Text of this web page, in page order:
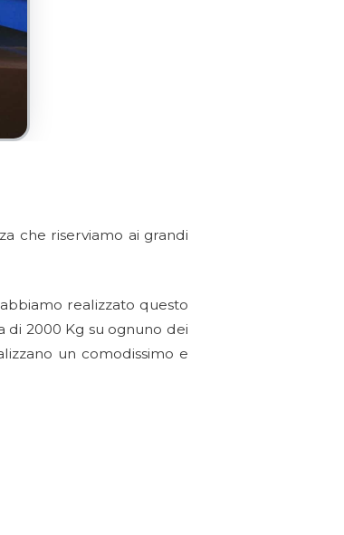
che riserviamo ai grandi
realizzato questo
2000 Kg su ognuno dei
un comodissimo e